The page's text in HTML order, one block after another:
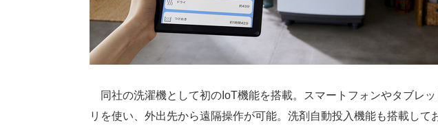
同社の洗濯機として初のIoT機能を搭載。スマートフォンやタブレ
リを使い、外出先から遠隔操作が可能。洗剤自動投入機能も搭載して